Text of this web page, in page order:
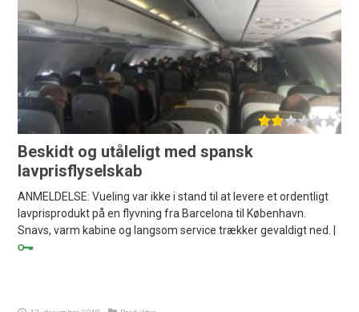
Beskidt og utåleligt med spansk
lavprisflyselskab
ANMELDELSE: Vueling var ikke i stand til at levere et ordentligt
lavprisprodukt på en flyvning fra Barcelona til København.
Snavs, varm kabine og langsom service trækker gevaldigt ned. |